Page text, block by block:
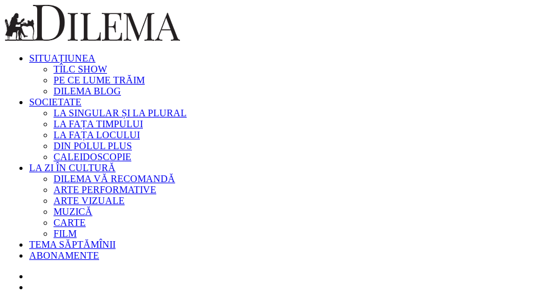
SITUAȚIUNEA
TÎLC SHOW
PE CE LUME TRĂIM
DILEMA BLOG
SOCIETATE
LA SINGULAR ȘI LA PLURAL
LA FAȚA TIMPULUI
LA FAȚA LOCULUI
DIN POLUL PLUS
CALEIDOSCOPIE
LA ZI ÎN CULTURĂ
DILEMA VĂ RECOMANDĂ
ARTE PERFORMATIVE
ARTE VIZUALE
MUZICĂ
CARTE
FILM
TEMA SĂPTĂMÎNII
ABONAMENTE